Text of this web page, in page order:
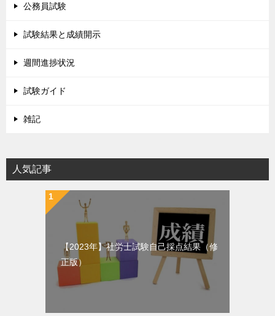
公務員試験
試験結果と成績開示
週間進捗状況
試験ガイド
雑記
人気記事
【2023年】社労士試験自己採点結果（修
正版）